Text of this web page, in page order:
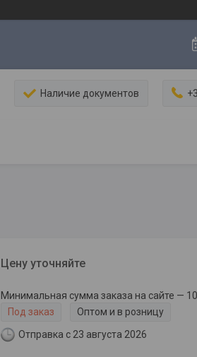
Наличие документов
Цену уточняйте
Минимальная сумма заказа на сайте —
Под заказ
Оптом и в розницу
Отправка с 23 августа 2026